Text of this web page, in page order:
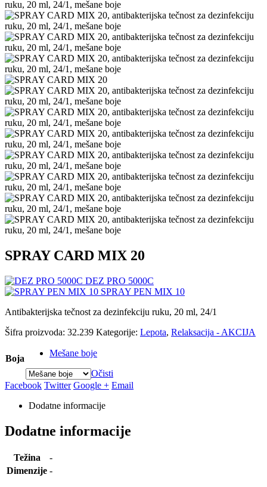
SPRAY CARD MIX 20
DEZ PRO 5000C
SPRAY PEN MIX 10
Antibakterijska tečnost za dezinfekciju ruku, 20 ml, 24/1
Šifra proizvoda: 32.239 Kategorije: Lepota, Relaksacija - AKCIJA
Boja
Mešane boje
Očisti
Facebook Twitter Google + Email
Dodatne informacije
Dodatne informacije
Težina
-
Dimenzije -